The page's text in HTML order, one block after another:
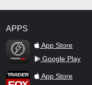
APPS
TraderFox Flash
App Store
Google Play
TraderFox AppApp Store